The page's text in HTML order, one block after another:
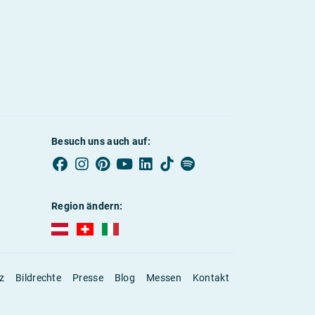
Besuch uns auch auf:
Region ändern:
AUBI-plus Österreich (deutsch)
AUBI-plus Schweiz (deutsch)
AUBI-plus Italien (deutsch)
Bildrechte Presse Blog Messen Kontakt